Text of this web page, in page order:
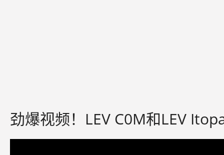
劲爆视频！LEV C0M和LEV